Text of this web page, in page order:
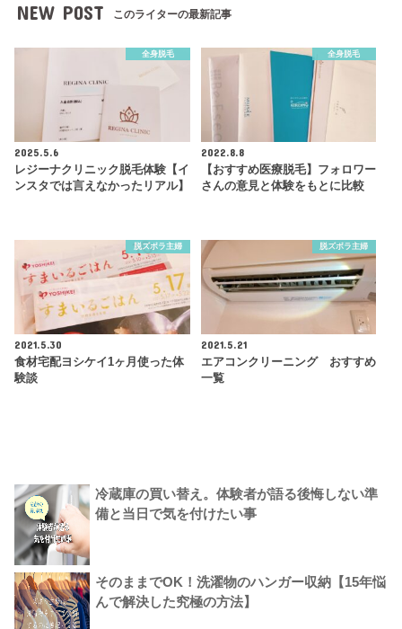
NEW POST このライターの最新記事
全身脱毛
2025.5.6
レジーナクリニック脱毛体験【イ
ンスタでは言えなかったリアル】
全身脱毛
2022.8.8
【おすすめ医療脱毛】フォロワー
さんの意見と体験をもとに比較
脱ズボラ主婦
2021.5.30
食材宅配ヨシケイ1ヶ月使った体
験談
脱ズボラ主婦
2021.5.21
エアコンクリーニング おすすめ
一覧
冷蔵庫の買い替え。体験者が語る後悔しない準
備と当日で気を付けたい事
そのままでOK！洗濯物のハンガー収納【15年悩
んで解決した究極の方法】